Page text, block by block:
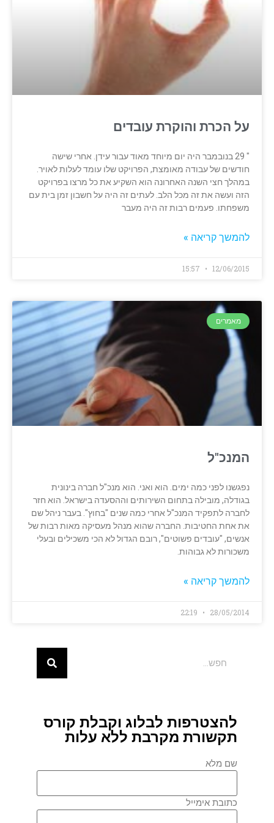
על הכרת והוקרת עובדים
" 29 בנובמבר היה יום מיוחד מאוד עבור עידן. אחרי שישה
חודשים של עבודה מאומצת, הפרויקט שלו עומד לעלות לאויר.
במהלך חצי השנה האחרונה הוא השקיע את כל מרצו בפרויקט
הזה ועשה את זה מכל הלב. לעתים זה היה על חשבון זמן בית עם
משפחתו. פעמים רבות זה היה מעבר
להמשך קריאה »
12/06/2015
מאמרים
המנכ"ל
נפגשנו לפני כמה ימים. הוא ואני. הוא מנכ"ל חברה בינונית
בגודלה, מובילה בתחום השירותים וההסעדה בישראל. הוא חזר
לחברה לתפקיד המנכ"ל אחרי כמה שנים "בחוץ". בעבר ניהל שם
את אחת החטיבות. החברה שהוא מנהל מעסיקה מאות רבות של
אנשים, "עובדים פשוטים", רובם הגדול לא הכי משכילים ובעלי
משכורות לא גבוהות.
להמשך קריאה »
28/05/2014
להצטרפות לבלוג וקבלת קורס
תקשורת מקרבת ללא עלות
שם מלא
כתובת אימייל